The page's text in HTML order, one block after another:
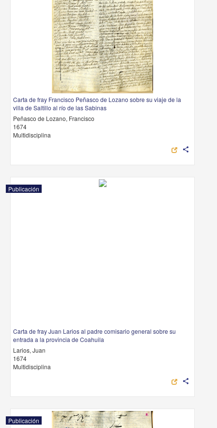
Carta de fray Francisco Peñasco de Lozano sobre su viaje de la
villa de Saltillo al río de las Sabinas
Peñasco de Lozano, Francisco
1674
Multidisciplina
share
Publicación
Carta de fray Juan Larios al padre comisario general sobre su
entrada a la provincia de Coahuila
Larios, Juan
1674
Multidisciplina
share
Publicación